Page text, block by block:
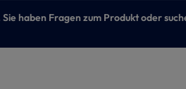
haben Fragen zum Produkt oder